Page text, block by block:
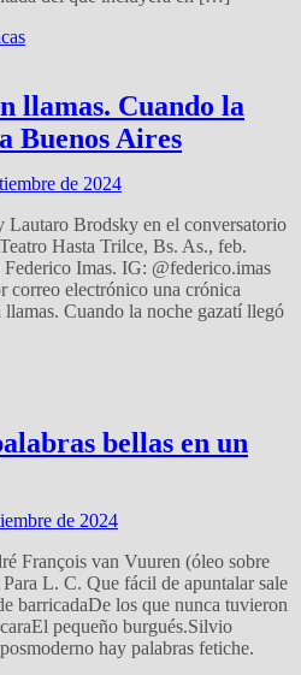
llamas. Cuando la
Buenos Aires
de 2024
Brodsky en el conversatorio
Hasta Trilce, Bs. As., feb.
Imas. IG: @federico.imas
electrónico una crónica
Cuando la noche gazatí llegó
bellas en un
de 2024
François van Vuuren (óleo sobre
L. C. Que fácil de apuntalar sale
barricadaDe los que nunca tuvieron
pequeño burgués.Silvio
hay palabras fetiche.